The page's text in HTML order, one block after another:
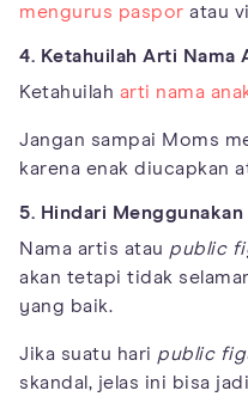
mengurus paspor atau
4. Ketahuilah Arti Nama
Ketahuilah arti nama
Jangan sampai Moms
karena enak diucapkan
5. Hindari
Nama artis atau public
akan tetapi tidak
yang baik.
Jika suatu hari public
skandal, jelas ini bisa